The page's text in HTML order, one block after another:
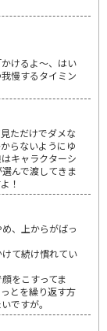
けるよ～、はい
慢するタイミン
ただけでダメな
らないようにゆ
キャラクターシ
んで渡してきま
！
、上からがばっ
て続け慣れてい
をこすってま
とを繰り返す方
ですが。